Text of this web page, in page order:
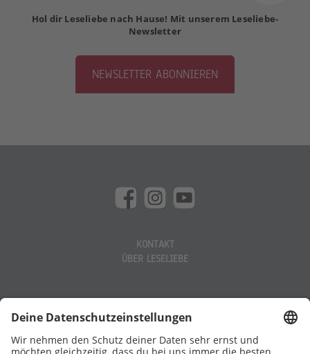
Hol dir Leseliebe nach Hause! Mit unserem Leseliebe-
Newsletter
NEWSLETTER ABONNIEREN
KONTAKT
ÜBER LESELIEBE
UNTERSTÜTZT VON
Eltern